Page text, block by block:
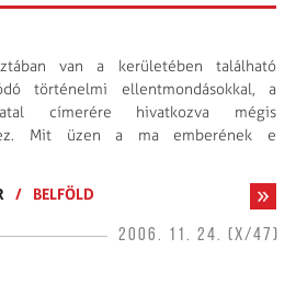
van a kerületében található
történelmi ellentmondásokkal, a
címerére hivatkozva mégis
Mit üzen a ma emberének e
/ BELFÖLD
2006. 11. 24. (X/47)